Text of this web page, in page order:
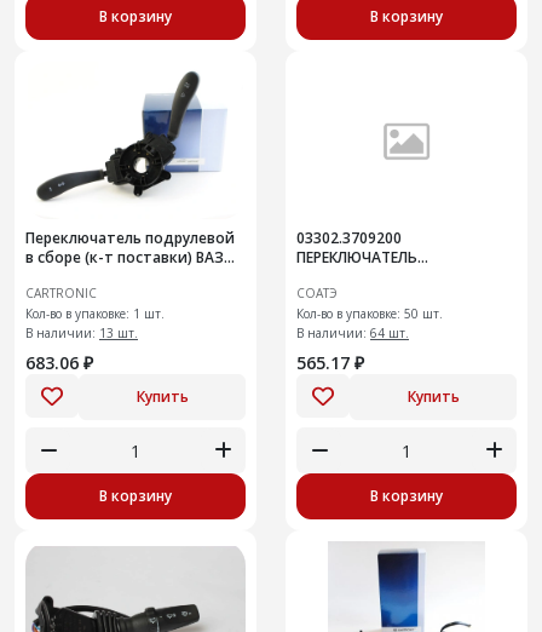
В корзину В корзину
Переключатель подрулевой
в сборе (к-т поставки) ВАЗ
CTR0115390 (Ref.2123-3709305
CARTRONIC
Кол-во в упаковке: 1 шт.
В наличии: 13 шт.
683.06 ₽
Купить
В корзину
03302.3709200
ПЕРЕКЛЮЧАТЕЛЬ
СОАТЭ
Кол-во в упаковке: 50 шт.
В наличии: 64 шт.
565.17 ₽
Купить
В корзину